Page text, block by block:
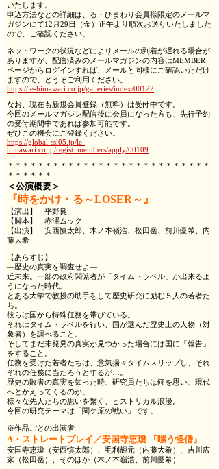
いたします。
申込方法などの詳細は、る・ひまわり会員様限定のメールマ
ガジンにて12月29日（金）正午より順次お送りいたしました
ので、ご確認ください。
ネットワークの状況などによりメールの到着が遅れる場合が
ありますが、配信済みのメールマガジンの内容はMEMBER
ページからログインすれば、メールと同様にご確認いただけ
ますので、どうぞご利用ください。
https://le-himawari.co.jp/galleries/index/00122
なお、現在も新規会員登録（無料）は受付中です。
今回のメールマガジン配信後に会員になった方も、先行予約
の受付期間中であれば参加可能です。
ぜひこの機会にご登録ください。
https://global-ssl05.jp/le-
himawari.co.jp/regist_members/apply/00109
＊＊＊＊＊＊＊＊＊＊＊＊＊＊＊＊＊＊＊＊＊＊＊＊＊＊＊
＊＊＊＊＊＊
＜公演概要＞
『時をかけ・る～LOSER～』
【演出】 平野良
【脚本】 赤澤ムック
【出演】 安西慎太郎、木ノ本嶺浩、松田岳、前川優希、内
藤大希
【あらすじ】
―歴史の真実を調査せよ―
近未来。一部の政府関係者が「タイムトラベル」が出来るよ
うになった時代。
とある大学で教授の助手をして歴史研究に励む５人の若者た
ち。
彼らは国から特殊任務を帯びている。
それはタイムトラベルを行い、国が選んだ歴史上の人物（対
象者）を調べること。
そしてまだ未発見の真実が見つかった場合には国に「報告」
をすること。
任務を受けた若者たちは、意気揚々タイムスリップし、それ
ぞれの任務に当たろうとするが…。
歴史の敗者の真実を知った時、研究員たちは何を思い、現代
へとかえってくるのか。
様々な先人たちの思いを繋ぐ、ヒストリカル浪漫。
今回の研究テーマは「関ケ原の戦い」です。
※作品ごとの出演者
A・ストレートプレイ／安国寺恵瓊 『嗤う怪僧』
安国寺恵瓊（安西慎太郎）、毛利輝元（内藤大希）、吉川広
家（松田岳）、そのほか（木ノ本嶺浩、前川優希）